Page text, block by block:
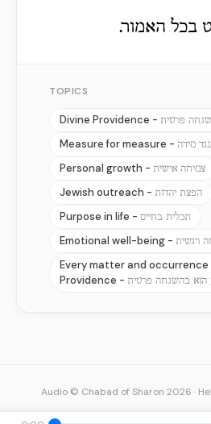
בכל האמור.
TOPICS
Divine Providence - פרטית
Measure for measure - מידה
Personal growth - צמיחה אישית
Jewish outreach - הפצת יהדות
Purpose in life - תכלית בחיים
Emotional well-being - רגשית
Every matter and occurrence
Providence - הוא בהשגחה פרטית
Audio © Chabad of Sharon 2026 ·